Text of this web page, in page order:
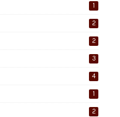
1
2
2
3
4
1
2